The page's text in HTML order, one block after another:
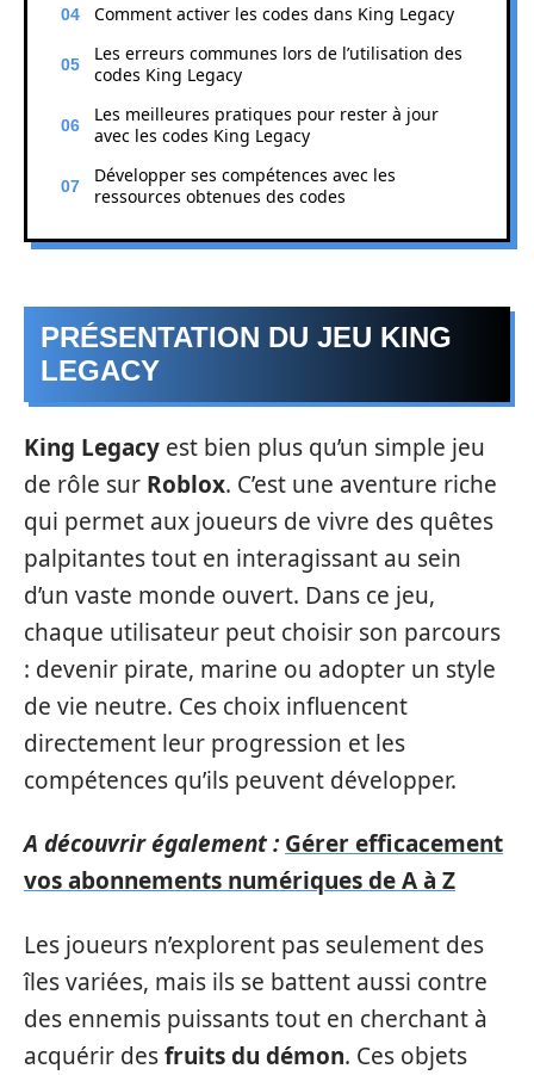
Comment activer les codes dans King Legacy
Les erreurs communes lors de l’utilisation des
codes King Legacy
Les meilleures pratiques pour rester à jour
avec les codes King Legacy
Développer ses compétences avec les
ressources obtenues des codes
PRÉSENTATION DU JEU KING
LEGACY
King Legacy est bien plus qu’un simple jeu
de rôle sur Roblox. C’est une aventure riche
qui permet aux joueurs de vivre des quêtes
palpitantes tout en interagissant au sein
d’un vaste monde ouvert. Dans ce jeu,
chaque utilisateur peut choisir son parcours
: devenir pirate, marine ou adopter un style
de vie neutre. Ces choix influencent
directement leur progression et les
compétences qu’ils peuvent développer.
A découvrir également : Gérer efficacement
vos abonnements numériques de A à Z
Les joueurs n’explorent pas seulement des
îles variées, mais ils se battent aussi contre
des ennemis puissants tout en cherchant à
acquérir desfruits du démon. Ces objets